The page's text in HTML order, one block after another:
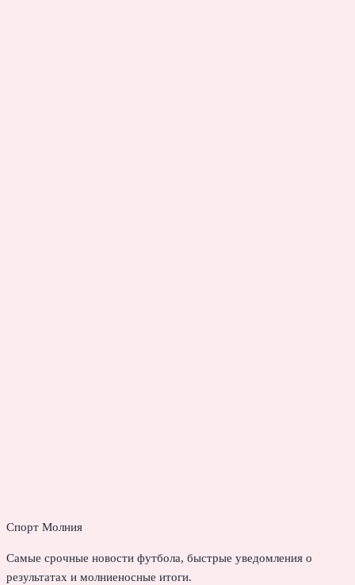
Спорт Молния
Самые срочные новости футбола, быстрые уведомления о
результатах и молниеносные итоги.